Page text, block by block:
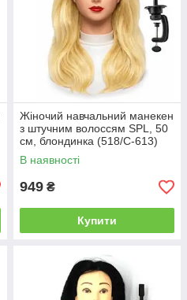
Жіночий навчальний манекен
з штучним волоссям SPL, 50
см, блондинка (518/C-613)
В наявності
949 ₴
Купити